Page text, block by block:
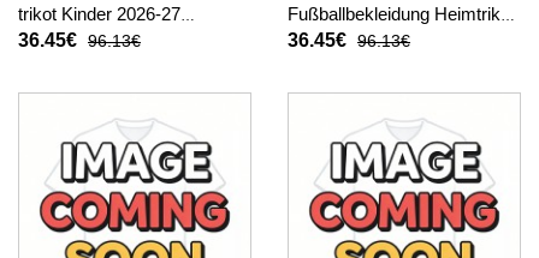
trikot Kinder 2026-27
Kurzarm (+ kurze hosen)
36.45€ 96.13€
Fußballbekleidung Heimtrikot
Kinder 2026-27 Kurzarm (+
36.45€ 96.13€